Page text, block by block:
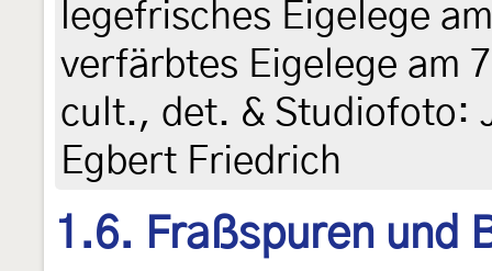
legefrisches Eigelege
verfärbtes Eigelege am
cult., det. & Studiofoto:
Egbert Friedrich
1.6. Fraßspuren und